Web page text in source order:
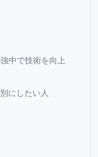
中で技術を向上
にしたい人